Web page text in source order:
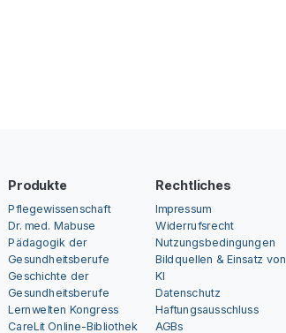
Produkte
Pflegewissenschaft
Dr. med. Mabuse
Pädagogik der
Gesundheitsberufe
Geschichte der
Gesundheitsberufe
Lernwelten Kongress
CareLit Online-Bibliothek
Rechtliches
Impressum
Widerrufsrecht
Nutzungsbedingungen
Bildquellen & Einsatz von
KI
Datenschutz
Haftungsausschluss
AGBs